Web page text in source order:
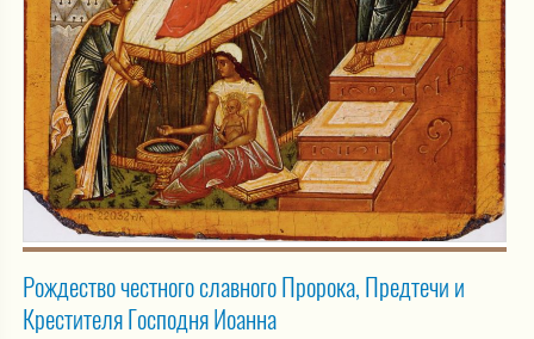
Рождество честного славного Пророка, Предтечи и
Крестителя Господня Иоанна